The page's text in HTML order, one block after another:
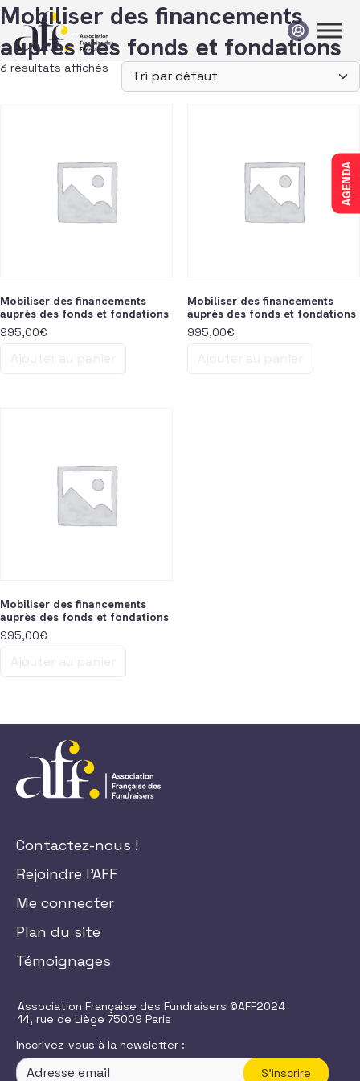
Passer au contenu
AGENDA
Mobiliser des financements
auprès des fonds et fondations
3 résultats affichés
Mobiliser des financements
auprès des fonds et fondations
995,00€
Mobiliser des financements
auprès des fonds et fondations
995,00€
Mobiliser des financements
auprès des fonds et fondations
995,00€
Contactez-nous !
Rejoindre l'AFF
Me connecter
Plan du site
Témoignages
Association Française des Fundraisers ©AFF2024
14, rue de Liège 75009 Paris
Inscrivez-vous à la newsletter :
S'inscrire